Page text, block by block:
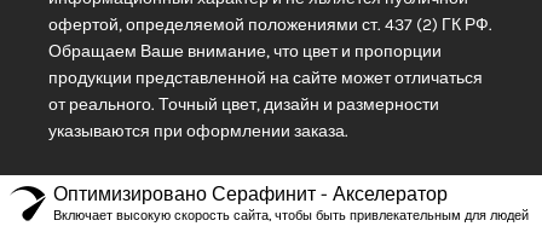
офертой, определяемой положениями ст. 437 (2) ГК РФ.
Обращаем Ваше внимание, что цвет и пропорции
продукции представленной на сайте может отличаться
от реального. Точный цвет, дизайн и размерности
указываются при оформлении заказа.
Оптимизировано Серафинит - Акселератор
Включает высокую скорость сайта, чтобы быть привлекательным для людей